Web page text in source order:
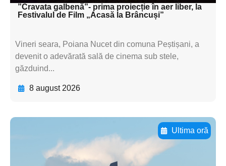
”Cravata galbenă”- prima proiecție în aer liber, la
Festivalul de Film „Acasă la Brâncuși”
Vineri seara, Poiana Nucet din comuna Peștișani, a
devenit o adevărată sală de cinema sub stele,
găzduind...
8 august 2026
Ultima oră
Adaugă aici textul pentru